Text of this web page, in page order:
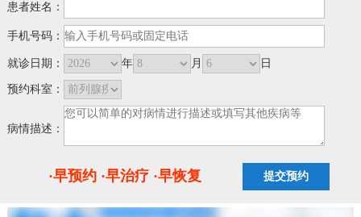
患者姓名：
手机号码：
就诊日期： 年 月 日
预约科室：
病情描述：
·早预约 ·早治疗 ·早恢复